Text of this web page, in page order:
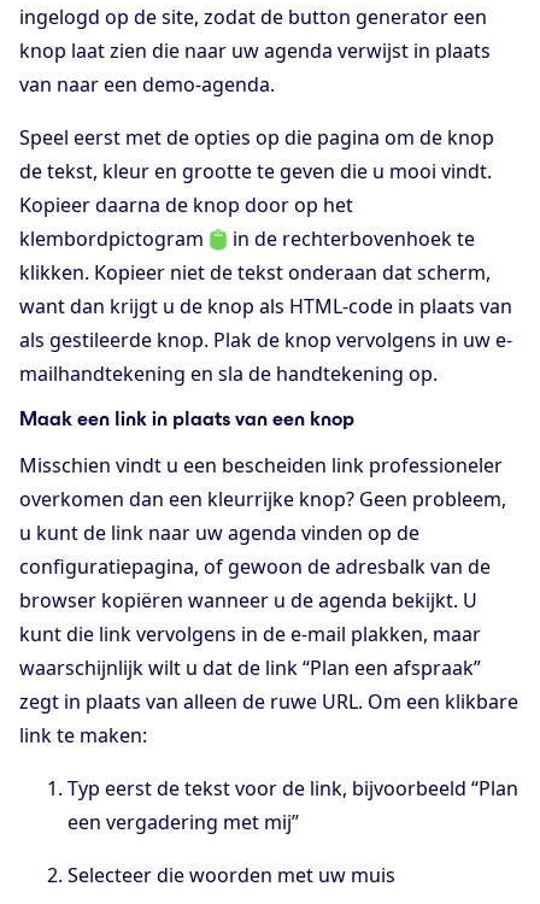
ingelogd op de site, zodat de button generator een
knop laat zien die naar uw agenda verwijst in plaats
van naar een demo-agenda.
Speel eerst met de opties op die pagina om de knop
de tekst, kleur en grootte te geven die u mooi vindt.
Kopieer daarna de knop door op het
klembordpictogram
in de rechterbovenhoek te
klikken. Kopieer niet de tekst onderaan dat scherm,
want dan krijgt u de knop als HTML-code in plaats van
als gestileerde knop. Plak de knop vervolgens in uw e-
mailhandtekening en sla de handtekening op.
Maak een link in plaats van een knop
Misschien vindt u een bescheiden link professioneler
overkomen dan een kleurrijke knop? Geen probleem,
u kunt de link naar uw agenda vinden op de
configuratiepagina, of gewoon de adresbalk van de
browser kopiëren wanneer u de agenda bekijkt. U
kunt die link vervolgens in de e-mail plakken, maar
waarschijnlijk wilt u dat de link “Plan een afspraak”
zegt in plaats van alleen de ruwe URL. Om een klikbare
link te maken:
Typ eerst de tekst voor de link, bijvoorbeeld “Plan
een vergadering met mij”
Selecteer die woorden met uw muis